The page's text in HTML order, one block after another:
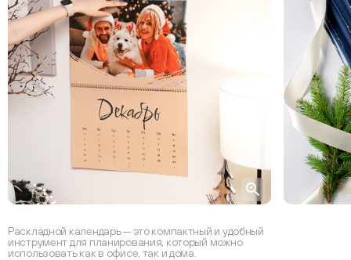
Раскладной календарь — это компактный и удобный
инструмент для планирования, который можно
использовать как в офисе, так и дома.